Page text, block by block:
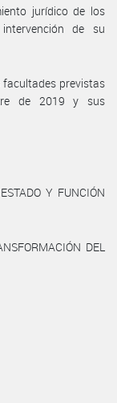
jurídico de los
de su
facultades previstas
de 2019 y sus
Y FUNCIÓN
DEL